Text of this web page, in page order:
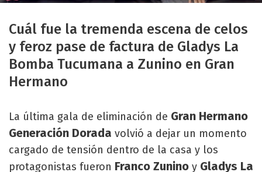
Cuál fue la tremenda escena de celos
y feroz pase de factura de Gladys La
Bomba Tucumana a Zunino en Gran
Hermano
La última gala de eliminación de Gran Hermano
Generación Dorada volvió a dejar un momento
cargado de tensión dentro de la casa y los
protagonistas fueron Franco Zunino y Gladys La